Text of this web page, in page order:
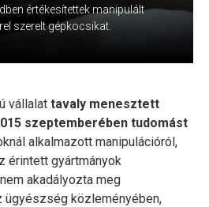
értékesítettek manipulált
szerelt gépkocsikat.
vállalat tavaly menesztett
szeptemberében tudomást
alkalmazott manipulációról,
érintett gyártmányok
akadályozta meg
közleményében,